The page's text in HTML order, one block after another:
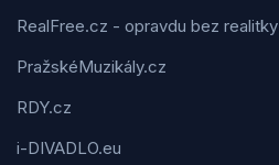
RealFree.cz - opravdu bez realitky
PražskéMuzikály.cz
RDY.cz
i-DIVADLO.eu